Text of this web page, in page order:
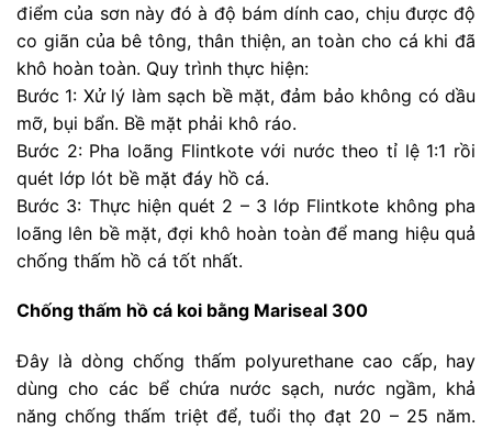
điểm của sơn này đó à độ bám dính cao, chịu được độ
co giãn của bê tông, thân thiện, an toàn cho cá khi đã
khô hoàn toàn. Quy trình thực hiện:
Bước 1: Xử lý làm sạch bề mặt, đảm bảo không có dầu
mỡ, bụi bẩn. Bề mặt phải khô ráo.
Bước 2: Pha loãng Flintkote với nước theo tỉ lệ 1:1 rồi
quét lớp lót bề mặt đáy hồ cá.
Bước 3: Thực hiện quét 2 – 3 lớp Flintkote không pha
loãng lên bề mặt, đợi khô hoàn toàn để mang hiệu quả
chống thấm hồ cá tốt nhất.
Chống thấm hồ cá koi bằng Mariseal 300
Đây là dòng chống thấm polyurethane cao cấp, hay
dùng cho các bể chứa nước sạch, nước ngầm, khả
năng chống thấm triệt để, tuổi thọ đạt 20 – 25 năm.